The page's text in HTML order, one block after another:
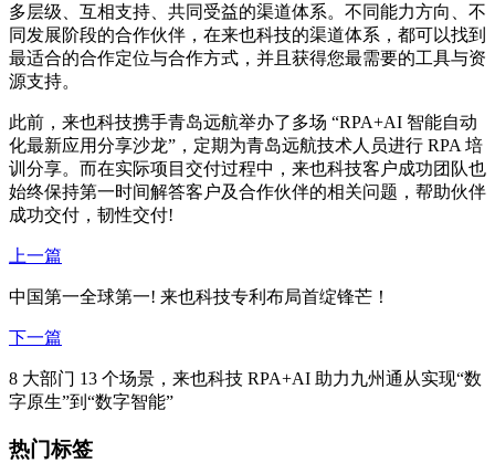
多层级、互相支持、共同受益的渠道体系。不同能力方向、不
同发展阶段的合作伙伴，在来也科技的渠道体系，都可以找到
最适合的合作定位与合作方式，并且获得您最需要的工具与资
源支持。
此前，来也科技携手青岛远航举办了多场 “RPA+AI 智能自动
化最新应用分享沙龙”，定期为青岛远航技术人员进行 RPA 培
训分享。而在实际项目交付过程中，来也科技客户成功团队也
始终保持第一时间解答客户及合作伙伴的相关问题，帮助伙伴
成功交付，韧性交付!
上一篇
中国第一全球第一! 来也科技专利布局首绽锋芒！
下一篇
8 大部门 13 个场景，来也科技 RPA+AI 助力九州通从实现“数
字原生”到“数字智能”
热门标签